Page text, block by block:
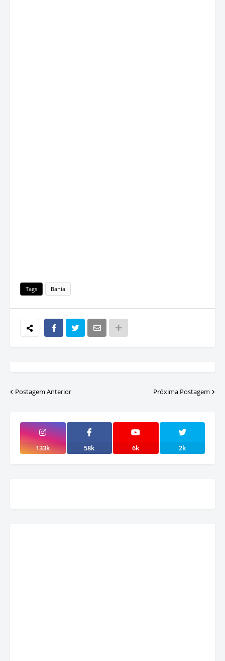
Tags Bahia
Postagem Anterior Próxima Postagem
133k 58k 6k 2k